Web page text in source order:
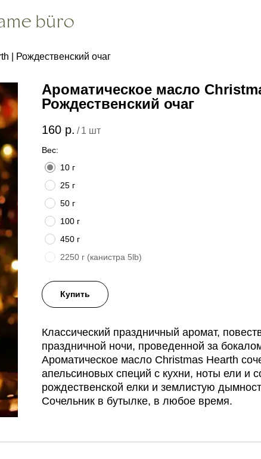
| Рождественский очаг
Ароматическое масло
Рождественский очаг
160 р. / 1 шт
Вес:
10 г
25 г
50 г
100 г
450 г
2250 г (канистра 5lb)
Купить
Классический праздничный аромат,
праздничной ночи, проведенной за
Ароматическое масло Christmas Hearth
апельсиновых специй с кухни, ноты ели и
рождественской елки и землистую
Сочельник в бутылке, в любое время.